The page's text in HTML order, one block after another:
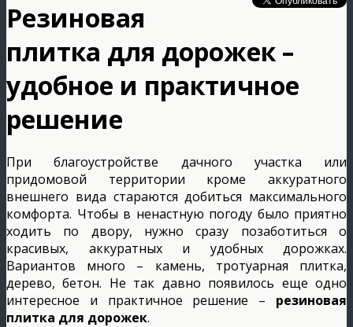
Резиновая
плитка для дорожек –
удобное и практичное
решение
При благоустройстве дачного участка или
придомовой территории кроме аккуратного
внешнего вида стараются добиться максимального
комфорта. Чтобы в ненастную погоду было приятно
ходить по двору, нужно сразу позаботиться о
красивых, аккуратных и удобных дорожках.
Вариантов много – камень, тротуарная плитка,
дерево, бетон. Не так давно появилось еще одно
интересное и практичное решение – резиновая
плитка для дорожек.